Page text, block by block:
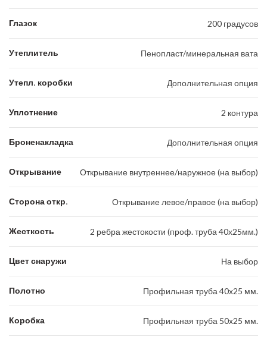
Глазок 200 градусов
Утеплитель Пенопласт/минеральная вата
Утепл. коробки Дополнительная опция
Уплотнение 2 контура
Броненакладка Дополнительная опция
Открывание Открывание внутреннее/наружное (на выбор)
Сторона откр. Открывание левое/правое (на выбор)
Жесткость 2 ребра жестокости (проф. труба 40х25мм.)
Цвет снаружи На выбор
Полотно Профильная труба 40х25 мм.
Коробка Профильная труба 50х25 мм.